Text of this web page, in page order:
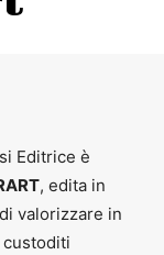
Editrice è
, edita in
valorizzare in
custoditi